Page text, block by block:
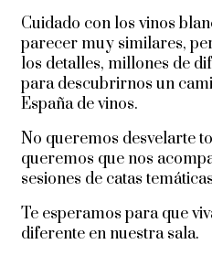
Cuidado con los vinos
parecer muy similares,
los detalles, millones de
para descubrirnos un
España de vinos.
No queremos desvelarte
queremos que nos
sesiones de catas
Te esperamos para que
diferente en nuestra sala.